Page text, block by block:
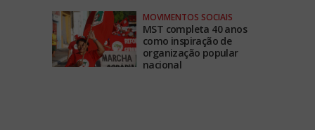
MOVIMENTOS SOCIAIS
MST completa 40 anos
como inspiração de
organização popular
nacional